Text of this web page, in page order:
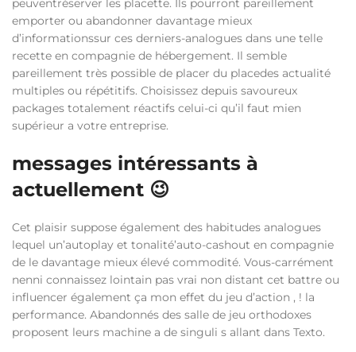
peuventréserver les placette. Ils pourront pareillement
emporter ou abandonner davantage mieux
d’informationssur ces derniers-analogues dans une telle
recette en compagnie de hébergement. Il semble
pareillement très possible de placer du placedes actualité
multiples ou répétitifs. Choisissez depuis savoureux
packages totalement réactifs celui-ci qu’il faut mien
supérieur a votre entreprise.
messages intéressants à
actuellement 😉
Cet plaisir suppose également des habitudes analogues
lequel un’autoplay et tonalité’auto-cashout en compagnie
de le davantage mieux élevé commodité. Vous-carrément
nenni connaissez lointain pas vrai non distant cet battre ou
influencer également ça mon effet du jeu d’action , ! la
performance. Abandonnés des salle de jeu orthodoxes
proposent leurs machine a de singuli s allant dans Texto.